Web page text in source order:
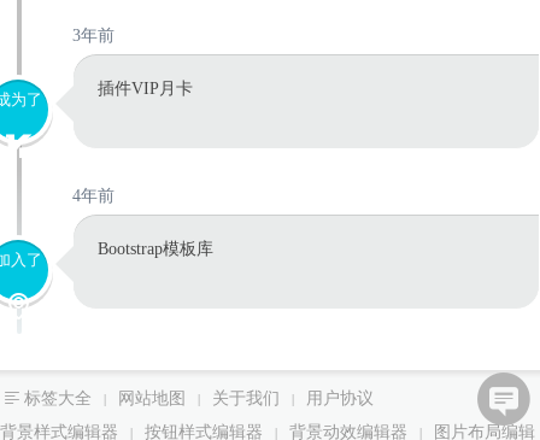
3年前
为了
插件VIP月卡
4年前
入了
Bootstrap模板库
标签大全 | 网站地图 | 关于我们 |
用户协议
背景样式编辑器
| 按钮样式编辑器 | 背景动效编辑器 | 图片布局编辑